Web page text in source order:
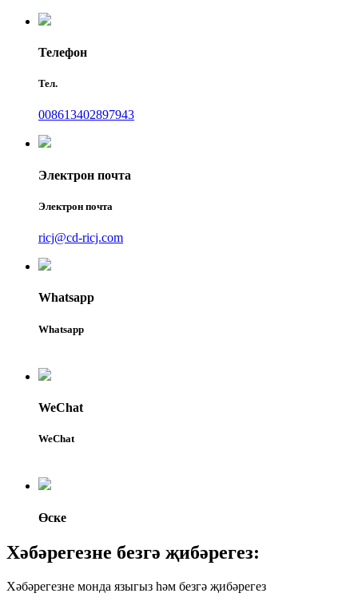
Телефон
Тел.
008613402897943
Электрон почта
Электрон почта
ricj@cd-ricj.com
Whatsapp
Whatsapp
WeChat
WeChat
Өске
Хәбәрегезне безгә җибәрегез:
Хәбәрегезне монда языгыз һәм безгә җибәрегез